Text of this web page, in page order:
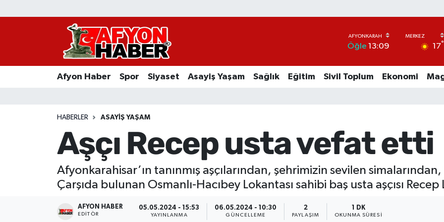
Öğle 13:09 17°
Afyon Haber Spor Siyaset Asayiş Yaşam Sağlık Eğitim Sivil Toplum Ekonomi
HABERLER ASAYIŞ YAŞAM
Aşçı Recep usta vefat etti
Afyonkarahisar’ın tanınmış aşçılarından, şehrimizin sevilen
Çarşıda bulunan Osmanlı-Hacıbey Lokantası sahibi baş usta aşçısı
AFYON HABER
EDITÖR
05.05.2024 - 15:53
YAYINLANMA
06.05.2024 - 10:30
GÜNCELLEME
2
PAYLAŞIM
1 DK
OKUNMA SÜRESI
Afyon Haber
Asayiş Yaşam
Sivil Toplum
Ekonomi